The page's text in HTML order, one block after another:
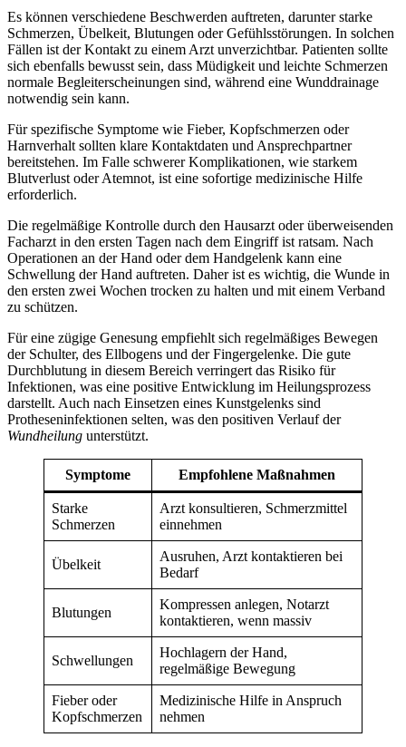
Es können verschiedene Beschwerden auftreten, darunter starke
Schmerzen, Übelkeit, Blutungen oder Gefühlsstörungen. In solchen
Fällen ist der Kontakt zu einem Arzt unverzichtbar. Patienten sollte
sich ebenfalls bewusst sein, dass Müdigkeit und leichte Schmerzen
normale Begleiterscheinungen sind, während eine Wunddrainage
notwendig sein kann.
Für spezifische Symptome wie Fieber, Kopfschmerzen oder
Harnverhalt sollten klare Kontaktdaten und Ansprechpartner
bereitstehen. Im Falle schwerer Komplikationen, wie starkem
Blutverlust oder Atemnot, ist eine sofortige medizinische Hilfe
erforderlich.
Die regelmäßige Kontrolle durch den Hausarzt oder überweisenden
Facharzt in den ersten Tagen nach dem Eingriff ist ratsam. Nach
Operationen an der Hand oder dem Handgelenk kann eine
Schwellung der Hand auftreten. Daher ist es wichtig, die Wunde in
den ersten zwei Wochen trocken zu halten und mit einem Verband
zu schützen.
Für eine zügige Genesung empfiehlt sich regelmäßiges Bewegen
der Schulter, des Ellbogens und der Fingergelenke. Die gute
Durchblutung in diesem Bereich verringert das Risiko für
Infektionen, was eine positive Entwicklung im Heilungsprozess
darstellt. Auch nach Einsetzen eines Kunstgelenks sind
Protheseninfektionen selten, was den positiven Verlauf der
Wundheilung unterstützt.
Symptome Empfohlene Maßnahmen
Starke
Schmerzen
Arzt konsultieren, Schmerzmittel
einnehmen
Übelkeit
Ausruhen, Arzt kontaktieren bei
Bedarf
Blutungen
Kompressen anlegen, Notarzt
kontaktieren, wenn massiv
Schwellungen
Hochlagern der Hand,
regelmäßige Bewegung
Fieber oder
Kopfschmerzen
Medizinische Hilfe in Anspruch
nehmen